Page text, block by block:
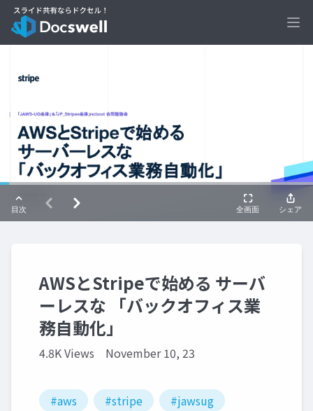
AWSとStripeで始める サーバ
ーレスな 「バックオフィス業
務自動化」
4.8K Views November 10, 23
#aws #stripe
#jawsug